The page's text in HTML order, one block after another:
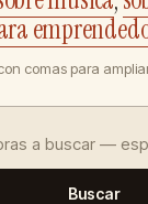
comas para
Buscar